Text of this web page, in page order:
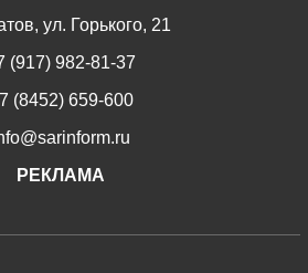
ул. Горького, 21
(917) 982-81-37
(8452) 659-600
РЕКЛАМА